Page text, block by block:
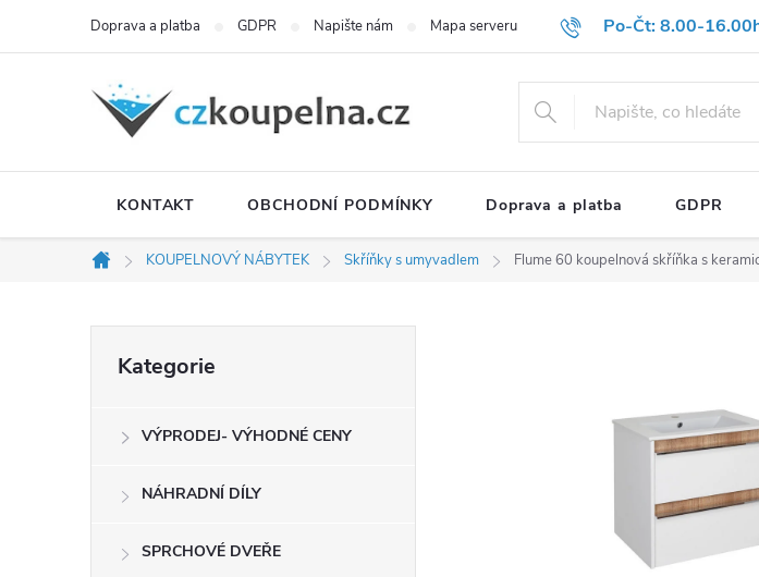
Po-Čt: 8.00-
Doprava a platba GDPR Napište nám Mapa serveru Hodnocení obchodu
KONTAKT OBCHODNÍ PODMÍNKY Doprava a platba GDPR
Domů
KOUPELNOVÝ NÁBYTEK Skříňky s umyvadlem Flume 60 koupelnová skříňka s
kategorie
Kategorie
VÝPRODEJ- VÝHODNÉ CENY
NÁHRADNÍ DÍLY
SPRCHOVÉ DVEŘE